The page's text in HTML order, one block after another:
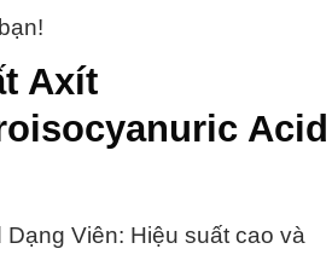
Axít
Acid
Viên: Hiệu suất cao và